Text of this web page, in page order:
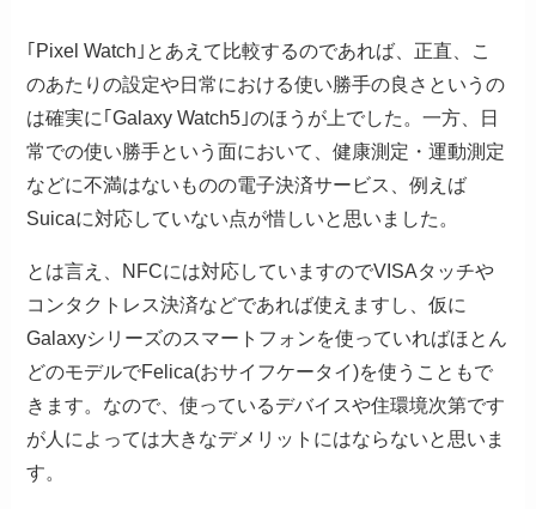
｢Pixel Watch｣とあえて比較するのであれば、正直、こ
のあたりの設定や日常における使い勝手の良さというの
は確実に｢Galaxy Watch5｣のほうが上でした。一方、日
常での使い勝手という面において、健康測定・運動測定
などに不満はないものの電子決済サービス、例えば
Suicaに対応していない点が惜しいと思いました。
とは言え、NFCには対応していますのでVISAタッチや
コンタクトレス決済などであれば使えますし、仮に
Galaxyシリーズのスマートフォンを使っていればほとん
どのモデルでFelica(おサイフケータイ)を使うこともで
きます。なので、使っているデバイスや住環境次第です
が人によっては大きなデメリットにはならないと思いま
す。